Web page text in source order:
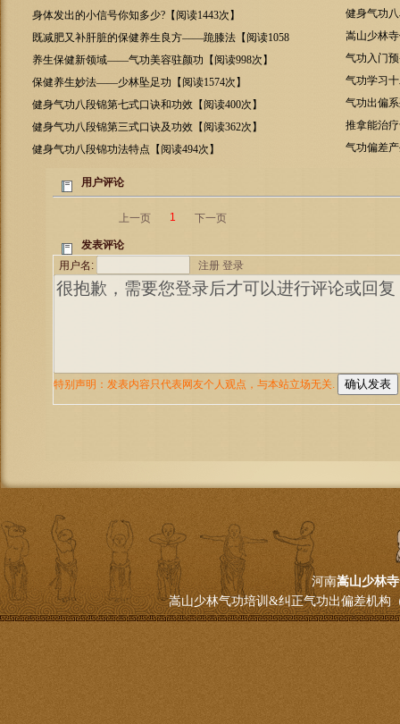
身体发出的小信号你知多少?【阅读1443次】
既减肥又补肝脏的保健养生良方——跪膝法【阅读1058
次】
养生保健新领域——气功美容驻颜功【阅读998次】
保健养生妙法——少林坠足功【阅读1574次】
健身气功八段锦第七式口诀和功效【阅读400次】
健身气功八段锦第三式口诀及功效【阅读362次】
健身气功八段锦功法特点【阅读494次】
健身气功
嵩山少林
气功入门
气功学习
气功出偏
推拿能治
气功偏差
河南嵩山少林寺
嵩山少林气功培训&纠正气功出偏差机构